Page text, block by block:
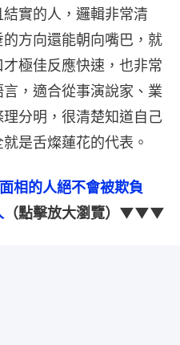
實的人，邏輯非常清
方向還能朝向嘴巴，就
極佳反應快速，也非常
，適合從事演說家、業
分明，很清楚知道自己
是舌燦蓮花的代表。
相的人絕不會被欺負
（點擊放大瀏覽）▼▼▼